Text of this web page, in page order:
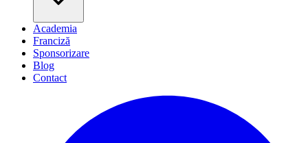
Academia
Franciză
Sponsorizare
Blog
Contact